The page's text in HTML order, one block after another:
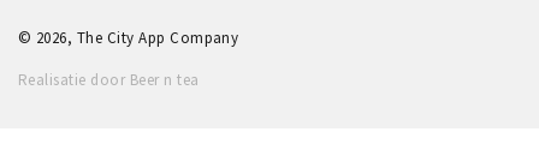
© 2026, The City App Company
Realisatie door Beer n tea